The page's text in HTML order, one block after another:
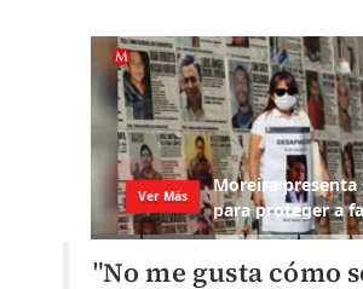
"No me gusta cómo